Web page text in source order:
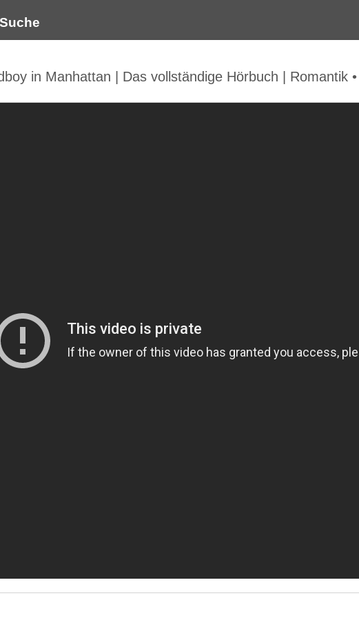
Suche
in Manhattan | Das vollständige Hörbuch | Romantik •